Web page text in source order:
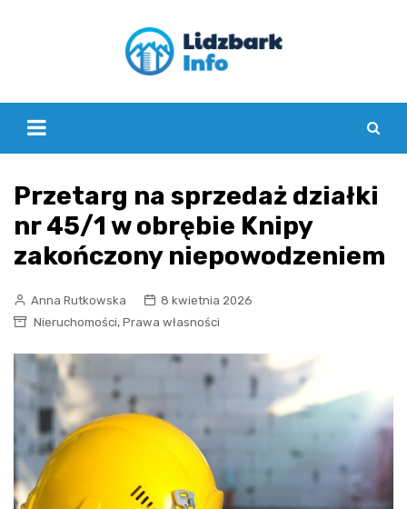
Przetarg na sprzedaż działki
nr 45/1 w obrębie Knipy
zakończony niepowodzeniem
Anna Rutkowska
8 kwietnia 2026
Nieruchomości, Prawa własności